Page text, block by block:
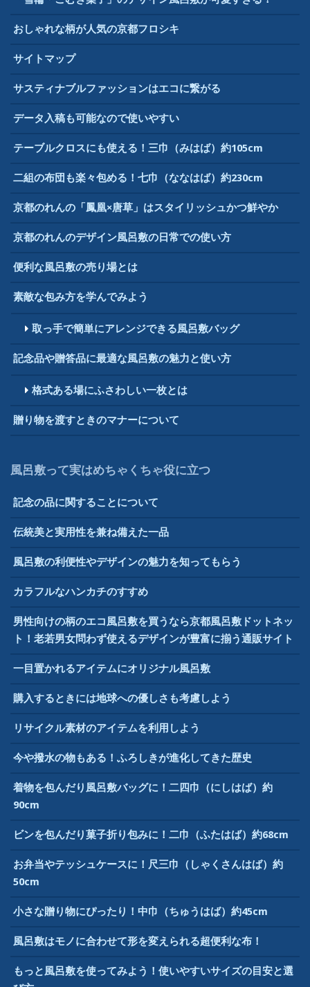
ー
シ
ョ
おしゃれな柄が人気の京都フロシキ
サイトマップ
サスティナブルファッションはエコに繋がる
データ入稿も可能なので使いやすい
テーブルクロスにも使える！三巾（みはば）約105cm
二組の布団も楽々包める！七巾（ななはば）約230cm
京都のれんの「鳳凰×唐草」はスタイリッシュかつ鮮やか
京都のれんのデザイン風呂敷の日常での使い方
便利な風呂敷の売り場とは
素敵な包み方を学んでみよう
取っ手で簡単にアレンジできる風呂敷バッグ
記念品や贈答品に最適な風呂敷の魅力と使い方
格式ある場にふさわしい一枚とは
贈り物を渡すときのマナーについて
風呂敷って実はめちゃくちゃ役に立つ
記念の品に関することについて
伝統美と実用性を兼ね備えた一品
風呂敷の利便性やデザインの魅力を知ってもらう
カラフルなハンカチのすすめ
男性向けの柄のエコ風呂敷を買うなら京都風呂敷ドットネッ
ト！老若男女問わず使えるデザインが豊富に揃う通販サイト
一目置かれるアイテムにオリジナル風呂敷
購入するときには地球への優しさも考慮しよう
リサイクル素材のアイテムを利用しよう
今や撥水の物もある！ふろしきが進化してきた歴史
着物を包んだり風呂敷バッグに！二四巾（にしはば）約
90cm
ビンを包んだり菓子折り包みに！二巾（ふたはば）約68cm
お弁当やテッシュケースに！尺三巾（しゃくさんはば）約
50cm
小さな贈り物にぴったり！中巾（ちゅうはば）約45cm
風呂敷はモノに合わせて形を変えられる超便利な布！
もっと風呂敷を使ってみよう！使いやすいサイズの目安と選